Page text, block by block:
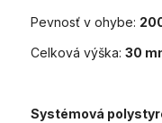
Pevnosť v ohybe:
Celková výška: 30
Systémová